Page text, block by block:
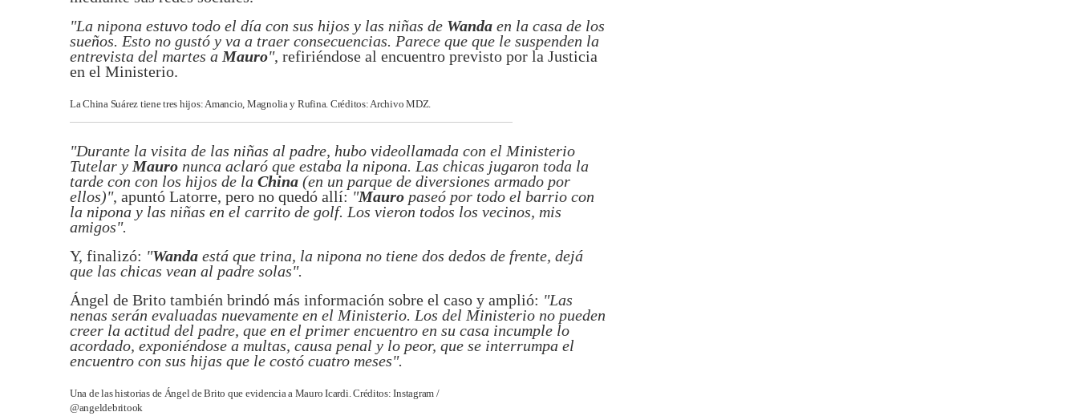
"La nipona estuvo todo el día con sus hijos y las niñas de Wanda en la casa de los
sueños. Esto no gustó y va a traer consecuencias. Parece que que le suspenden la
entrevista del martes a Mauro", refiriéndose al encuentro previsto por la Justicia
en el Ministerio.
La China Suárez tiene tres hijos: Amancio, Magnolia y Rufina. Créditos: Archivo MDZ.
"Durante la visita de las niñas al padre, hubo videollamada con el Ministerio
Tutelar y Mauro nunca aclaró que estaba la nipona. Las chicas jugaron toda la
tarde con con los hijos de la China (en un parque de diversiones armado por
ellos)", apuntó Latorre, pero no quedó allí: "Mauro paseó por todo el barrio con
la nipona y las niñas en el carrito de golf. Los vieron todos los vecinos, mis
amigos".
Y, finalizó: "Wanda está que trina, la nipona no tiene dos dedos de frente, dejá
que las chicas vean al padre solas".
Ángel de Brito también brindó más información sobre el caso y amplió: "Las
nenas serán evaluadas nuevamente en el Ministerio. Los del Ministerio no pueden
creer la actitud del padre, que en el primer encuentro en su casa incumple lo
acordado, exponiéndose a multas, causa penal y lo peor, que se interrumpa el
encuentro con sus hijas que le costó cuatro meses".
Una de las historias de Ángel de Brito que evidencia a Mauro Icardi. Créditos: Instagram /
@angeldebritook